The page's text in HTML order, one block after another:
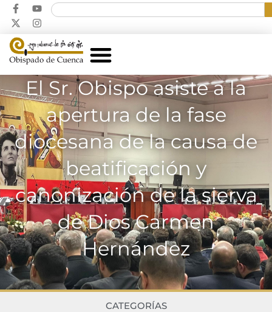
El Sr. Obispo asiste a la
apertura de la fase
diocesana de la causa de
beatificación y
canonización de la sierva
de Dios Carmen
Hernández
CATEGORÍAS